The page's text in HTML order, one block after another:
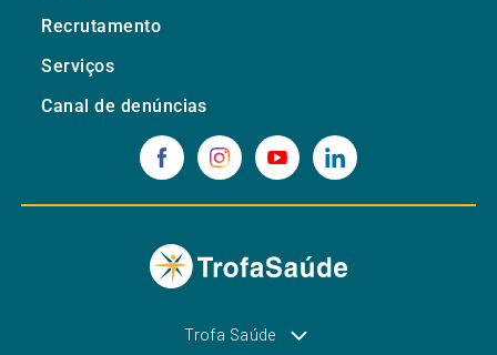
Recrutamento
Serviços
Canal de denúncias
Trofa Saúde